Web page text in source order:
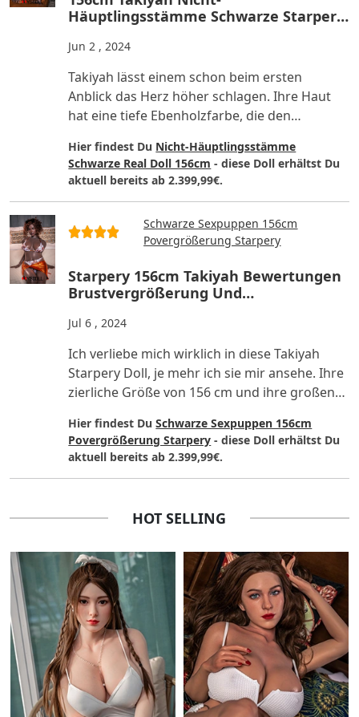
Häuptlingsstämme Schwarze Starpery
Jun 2 , 2024
Takiyah lässt einem schon beim ersten
Anblick das Herz höher schlagen. Ihre Haut
hat eine tiefe Ebenholzfarbe, die den
Hier findest Du Nicht-Häuptlingsstämme
Schwarze Real Doll 156cm - diese Doll erhältst Du
aktuell bereits ab 2.399,99€.
Schwarze Sexpuppen 156cm
Povergrößerung Starpery
Starpery 156cm Takiyah Bewertungen
Brustvergrößerung Und
Sexpuppen
Jul 6 , 2024
Ich verliebe mich wirklich in diese Takiyah
Starpery Doll, je mehr ich sie mir ansehe. Ihre
zierliche Größe von 156 cm und ihre großen
Hier findest DuSchwarze Sexpuppen 156cm
Povergrößerung Starpery - diese Doll erhältst Du
aktuell bereits ab 2.399,99€.
HOT SELLING